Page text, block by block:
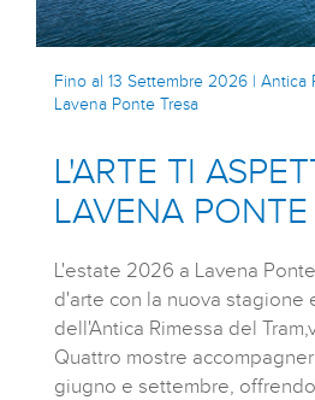
Fino al 13 Settembre 2026 | Antica
Lavena Ponte Tresa
L'ARTE TI
LAVENA PONTE
L'estate 2026 a Lavena
d'arte con la nuova stagione
dell'Antica Rimessa del
Quattro mostre
giugno e settembre,